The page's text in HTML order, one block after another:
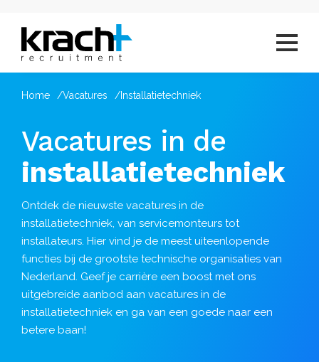
Home Vacatures Installatietechniek
Vacatures in de
installatietechniek
Ontdek de nieuwste vacatures in de
installatietechniek, van servicemonteurs tot
installateurs. Hier vind je de meest uiteenlopende
functies bij de grootste technische organisaties van
Nederland. Geef je carrière een boost met ons
uitgebreide aanbod aan vacatures in de
installatietechniek en ga van een goede naar een
betere baan!